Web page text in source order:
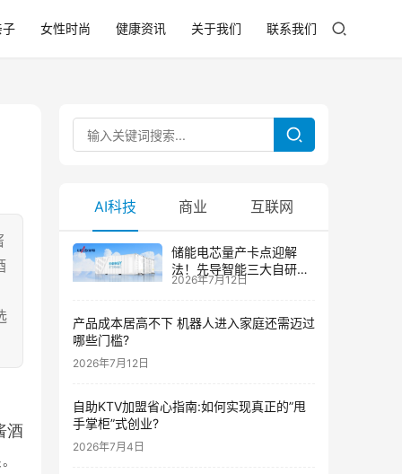
子 女性时尚 健康资讯 关于我们 联系我们
酒
AI科技 商业 互联网
储能电芯量产卡点迎解
法！先导智能三大自研技
术攻克大尺寸制芯难题
2026年7月12日
产品成本居高不下 机器人进入家庭还需迈过
哪些门槛?
2026年7月12日
自助KTV加盟省心指南:如何实现真正的”甩
手掌柜”式创业?
2026年7月4日